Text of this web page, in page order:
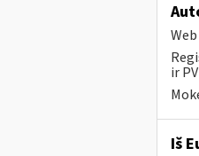
ir
Iš